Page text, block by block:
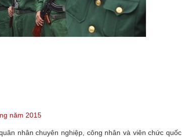
năm 2015
nhân chuyên nghiệp, công nhân và viên chức quốc